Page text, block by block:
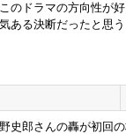
のドラマの方向性が
ある決断だったと思
史郎さんの轟が初回